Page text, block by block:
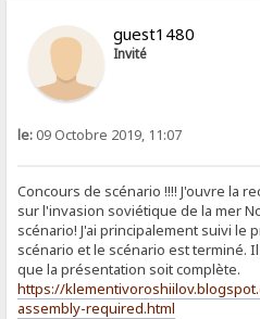
guest1480
Invité
le: 09 Octobre 2019, 11:07
Concours de scénario !!!! J'ouvre la
sur l'invasion soviétique de la mer
scénario! J'ai principalement suivi le
scénario et le scénario est terminé.
que la présentation soit complète.
https://
assembly-required.html